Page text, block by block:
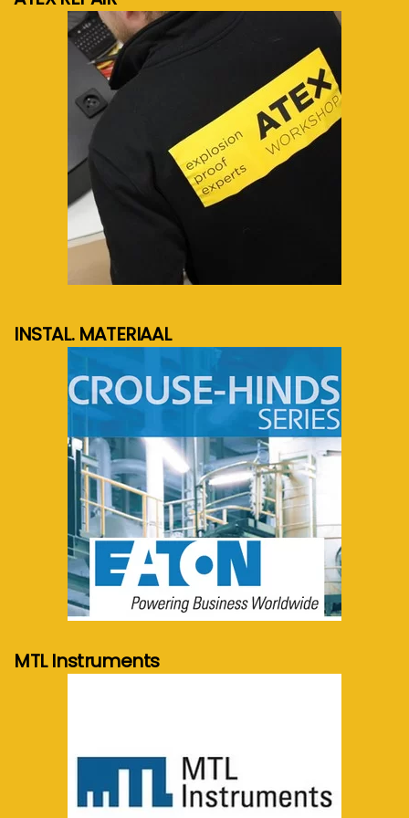
meer info...
INSTAL. MATERIAAL
meer info...
MTL Instruments